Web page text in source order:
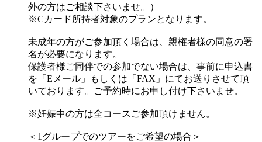
外の方はご相談下さいませ。）
※Cカード所持者対象のプランとなります。
未成年の方がご参加頂く場合は、親権者様の同意の署
名が必要になります。
保護者様ご同伴での参加でない場合は、事前に申込書
を「Eメール」もしくは「FAX」にてお送りさせて頂
いております。ご予約時にお申し付け下さいませ。
※妊娠中の方は全コースご参加頂けません。
＜1グループでのツアーをご希望の場合＞